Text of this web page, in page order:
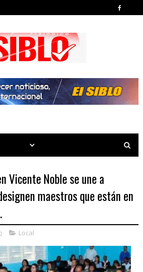
Vicente Noble se une a
maestros que están en
Local